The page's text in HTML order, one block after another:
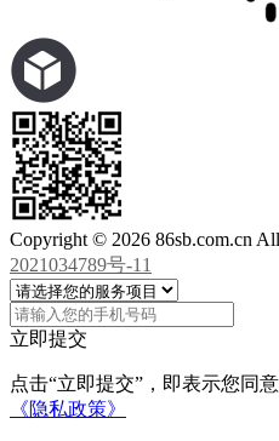
Copyright © 2026 86sb.com.cn
2021034789号-11
立即提交
点击“立即提交”，即表示您同
《隐私政策》